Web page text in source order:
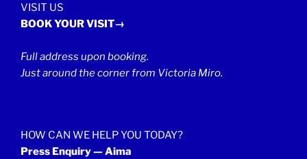
VISIT US
BOOK YOUR VISIT→
Full address upon booking.
Just around the corner from Victoria Miro.
HOW CAN WE HELP YOU TODAY?
Press Enquiry — Aima